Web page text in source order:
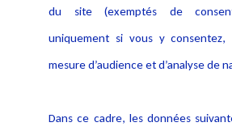
Notice Légale
Politique de protection des
données
du site (exemptés de
uniquement si vous y
mesure d’audience et d’analyse de
Dans ce cadre, les données